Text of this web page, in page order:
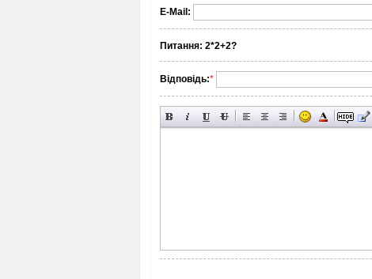
E-Mail:
Питання: 2*2+2?
Відповідь:*